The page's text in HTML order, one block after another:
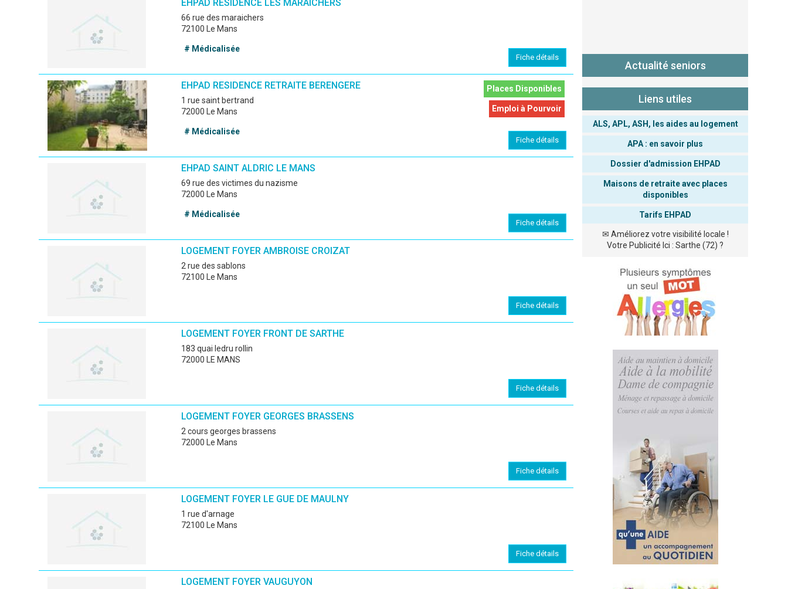
EHPAD RESIDENCE LES MARAICHERS
66 rue des maraichers
72100 Le Mans
# Médicalisée
Fiche détails
EHPAD RESIDENCE RETRAITE BERENGERE
1 rue saint bertrand
72000 Le Mans
# Médicalisée
Places Disponibles
Emploi à Pourvoir
Fiche détails
EHPAD SAINT ALDRIC LE MANS
69 rue des victimes du nazisme
72000 Le Mans
# Médicalisée
Fiche détails
LOGEMENT FOYER AMBROISE CROIZAT
2 rue des sablons
72100 Le Mans
Fiche détails
LOGEMENT FOYER FRONT DE SARTHE
183 quai ledru rollin
72000 LE MANS
Fiche détails
LOGEMENT FOYER GEORGES BRASSENS
2 cours georges brassens
72000 Le Mans
Fiche détails
LOGEMENT FOYER LE GUE DE MAULNY
1 rue d'arnage
72100 Le Mans
Fiche détails
LOGEMENT FOYER VAUGUYON
Actualité seniors
Liens utiles
ALS, APL, ASH, les aides au logement
APA : en savoir plus
Dossier d'admission EHPAD
Maisons de retraite avec places
disponibles
Tarifs EHPAD
✉ Améliorez votre visibilité locale !
Votre Publicité Ici : Sarthe (72) ?